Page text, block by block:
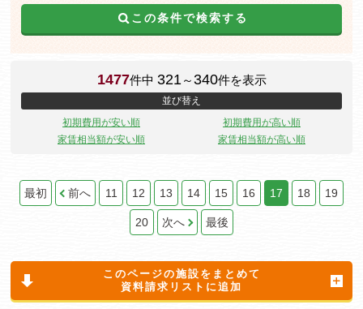
この条件で検索する
1477件中 321 ～ 340件を表示
並び替え
初期費用が安い順
初期費用が高い順
家賃相当額が安い順
家賃相当額が高い順
最初 前へ 11 12 13 14 15 16 17 18 19
20 次へ 最後
このページの施設をまとめて
資料請求リストに追加